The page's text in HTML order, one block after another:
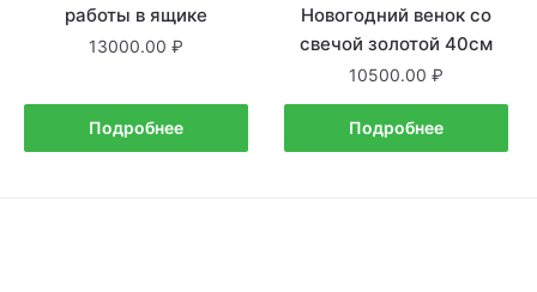
работы в ящике
13000.00
Подробнее
Новогодний венок со
свечой золотой 40см
10500.00
Подробнее